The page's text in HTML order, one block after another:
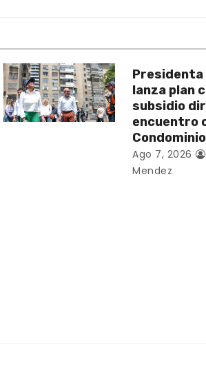
Presidenta
lanza plan
subsidio
encuentro
Condominio
Ago 7, 2026
Mendez